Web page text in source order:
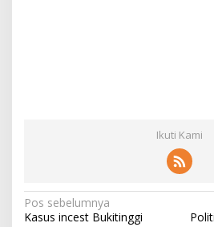
Ikuti Kami
N
Pos sebelumnya
Kasus incest Bukitinggi